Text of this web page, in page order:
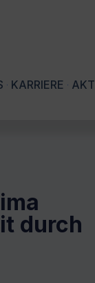
KARRIERE
durch